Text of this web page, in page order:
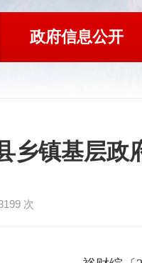
政府信息公开
乡镇基层政
次